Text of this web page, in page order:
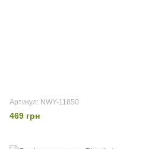
Артикул: NWY-11850
469 грн